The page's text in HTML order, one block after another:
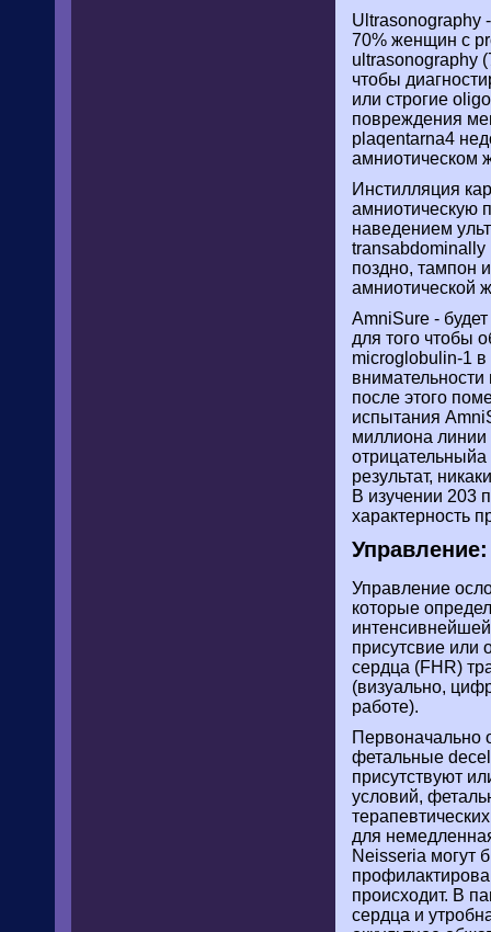
Ultrasonography
70% женщин с
ultrasonography
чтобы
или строгие
повреждения
plaqentarna4
амниотическом
Инстилляция
амниотическую
наведением
transabdominally
поздно, тампон
амниотической
AmniSure -
для того чтобы
microglobulin-1 в
после этого
испытания
миллиона линии
отрицательныйа
результат,
В изучении 203
характерность
Управление:
Управление
которые
присутсвие или
сердца (FHR)
(визуально,
работе).
Первоначально
фетальные
присутствуют
условий,
для
Neisseria могут
происходит. В
сердца и